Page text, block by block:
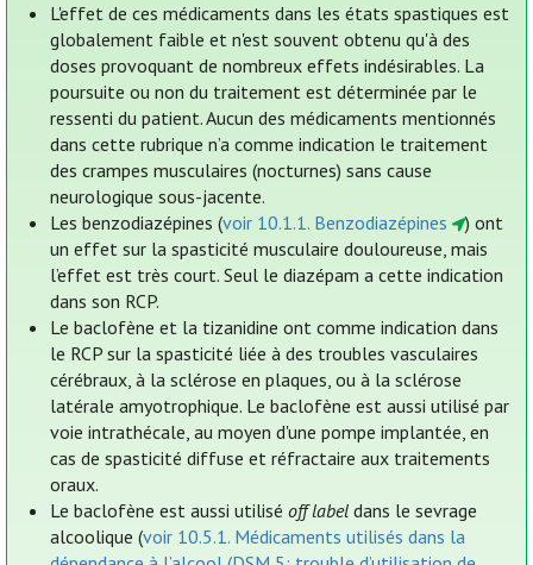
L'effet de ces médicaments dans les états spastiques est
globalement faible et n'est souvent obtenu qu'à des
doses provoquant de nombreux effets indésirables. La
poursuite ou non du traitement est déterminée par le
ressenti du patient. Aucun des médicaments mentionnés
dans cette rubrique n’a comme indication le traitement
des crampes musculaires (nocturnes) sans cause
neurologique sous-jacente.
Les benzodiazépines (voir 10.1.1. Benzodiazépines
) ont
un effet sur la spasticité musculaire douloureuse, mais
l’effet est très court. Seul le diazépam a cette indication
dans son RCP.
Le baclofène et la tizanidine ont comme indication dans
le RCP sur la spasticité liée à des troubles vasculaires
cérébraux, à la sclérose en plaques, ou à la sclérose
latérale amyotrophique. Le baclofène est aussi utilisé par
voie intrathécale, au moyen d'une pompe implantée, en
cas de spasticité diffuse et réfractaire aux traitements
oraux.
Le baclofène est aussi utiliséoff label dans le sevrage
alcoolique (voir 10.5.1. Médicaments utilisés dans la